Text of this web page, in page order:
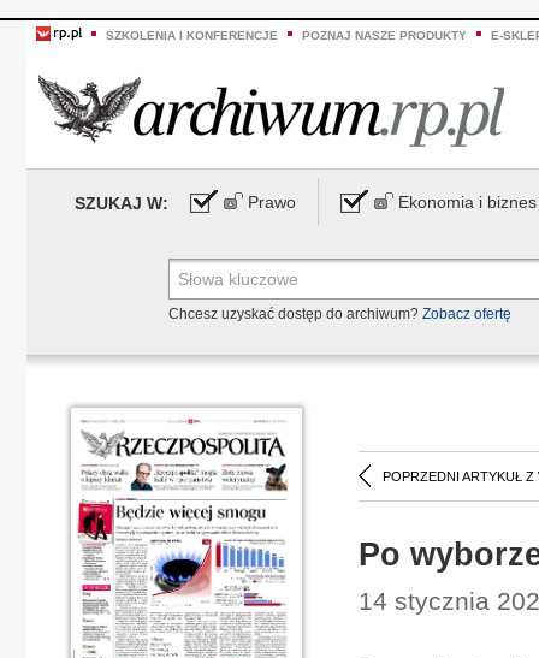
SZKOLENIA I KONFERENCJE POZNAJ NASZE PRODUKTY E-
SZUKAJ W: Prawo Ekonomia i biznes
Chcesz uzyskać dostęp do archiwum? Zobacz ofertę
POPRZEDNI ARTYKUŁ Z
Po
14 stycznia